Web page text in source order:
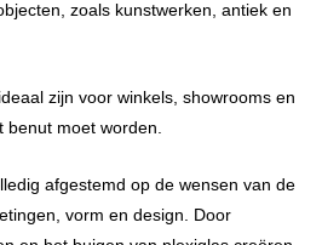
zoals kunstwerken, antiek en
zijn voor winkels, showrooms en
moet worden.
afgestemd op de wensen van de
vorm en design. Door